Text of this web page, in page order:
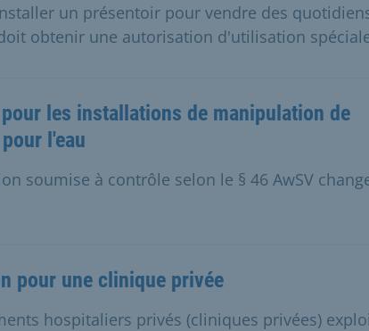
un présentoir pour vendre des
obtenir une autorisation d'utilisation
les installations de manipulation de
l'eau
soumise à contrôle selon le § 46 AwSV
pour une clinique privée
hospitaliers privés (cliniques privées)